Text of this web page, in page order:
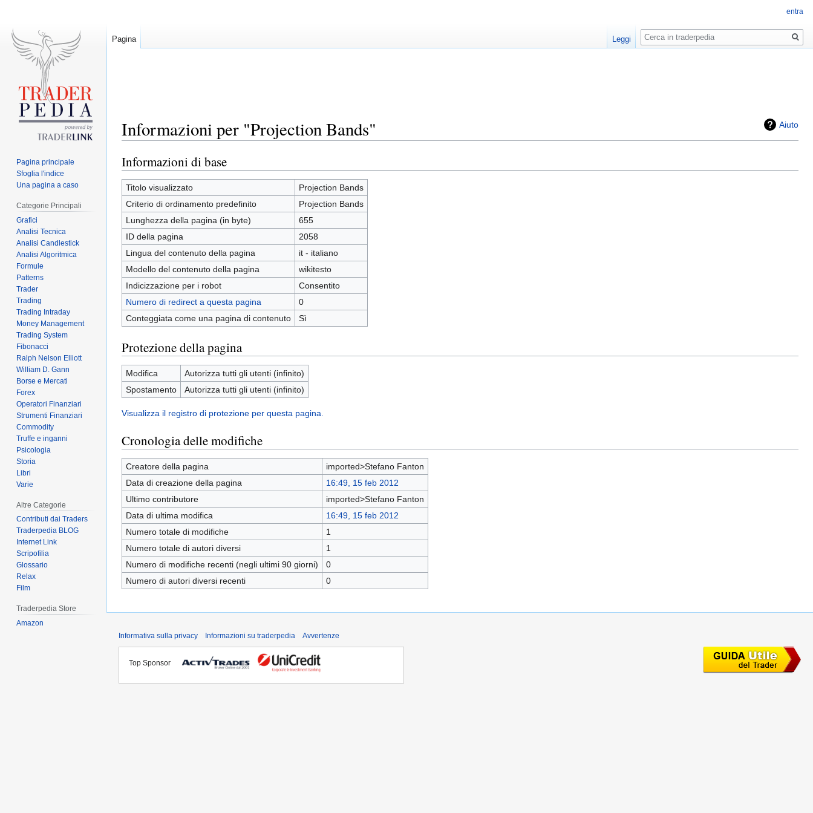
Aiuto
Informazioni per "Projection Bands"
Jump
to
navigation
Jump
to
search
Informazioni di base
Titolo visualizzato
Projection Bands
Criterio di ordinamento predefinito
Projection Bands
Lunghezza della pagina (in byte)
655
ID della pagina
2058
Lingua del contenuto della pagina
it - italiano
Modello del contenuto della pagina
wikitesto
Indicizzazione per i robot
Consentito
Numero di redirect a questa pagina
0
Conteggiata come una pagina di contenuto
Sì
Protezione della pagina
Modifica
Autorizza tutti gli utenti (infinito)
Spostamento
Autorizza tutti gli utenti (infinito)
Visualizza il registro di protezione per questa pagina.
Cronologia delle modifiche
Creatore della pagina
imported>Stefano Fanton
Data di creazione della pagina
16:49, 15 feb 2012
Ultimo contributore
imported>Stefano Fanton
Data di ultima modifica
16:49, 15 feb 2012
Numero totale di modifiche
1
Numero totale di autori diversi
1
Numero di modifiche recenti (negli ultimi 90 giorni)
0
Numero di autori diversi recenti
0
entra
Pagina Leggi
Ricerca
Pagina principale
Sfoglia l'indice
Una pagina a caso
Categorie Principali
Grafici
Analisi Tecnica
Analisi Candlestick
Analisi Algoritmica
Formule
Patterns
Trader
Trading
Trading Intraday
Money Management
Trading System
Fibonacci
Ralph Nelson Elliott
William D. Gann
Borse e Mercati
Forex
Operatori Finanziari
Strumenti Finanziari
Commodity
Truffe e inganni
Psicologia
Storia
Libri
Varie
Altre Categorie
Contributi dai Traders
Traderpedia BLOG
Internet Link
Scripofilia
Glossario
Relax
Film
Traderpedia Store
Amazon
Informativa sulla privacy
Informazioni su traderpedia Avvertenze
Top Sponsor